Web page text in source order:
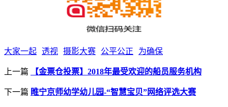
大家一起 透视 摄影大赛 公平公正 为确保
上一篇 【金票仓投票】2018年最受欢迎的船员服务机构
下一篇 睢宁京师幼学幼儿园-“智慧宝贝”网络评选大赛